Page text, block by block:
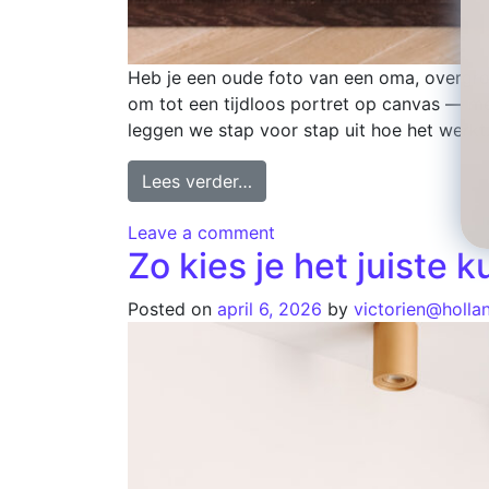
Heb je een oude foto van een oma,
om tot een tijdloos portret op canvas —
leggen we stap voor stap uit hoe het
Lees verder…
Leave a comment
Zo kies je het juiste
Posted on april 6, 2026 by